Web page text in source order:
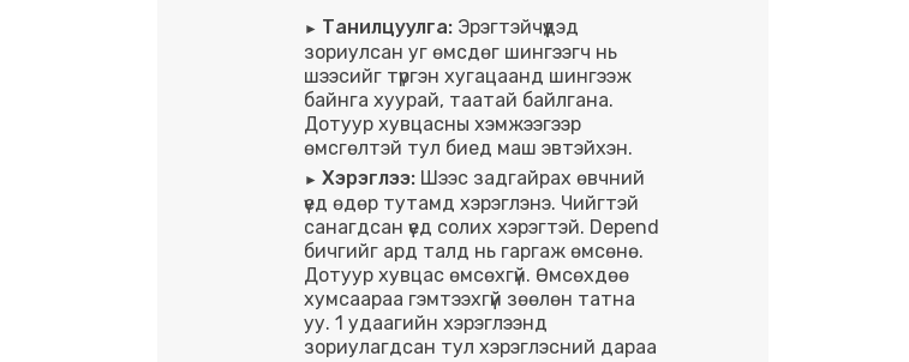
Танилцуулга:Эрэгтэйчүүдэд
зориулсан уг өмсдөг шингээгч нь
шээсийг түргэн хугацаанд шингээж
байнга хуурай, таатай байлгана.
Дотуур хувцасны хэмжээгээр
өмсгөлтэй тул биед маш эвтэйхэн.
Хэрэглээ:Шээс задгайрах өвчний
үед өдөр тутамд хэрэглэнэ. Чийгтэй
санагдсан үед солих хэрэгтэй. Depend
бичгийг ард талд нь гаргаж өмсөнө.
Дотуур хувцас өмсөхгүй. Өмсөхдөө
хумсаараа гэмтээхгүй зөөлөн татна
уу. 1 удаагийн хэрэглээнд
зориулагдсан тул хэрэглэсний дараа